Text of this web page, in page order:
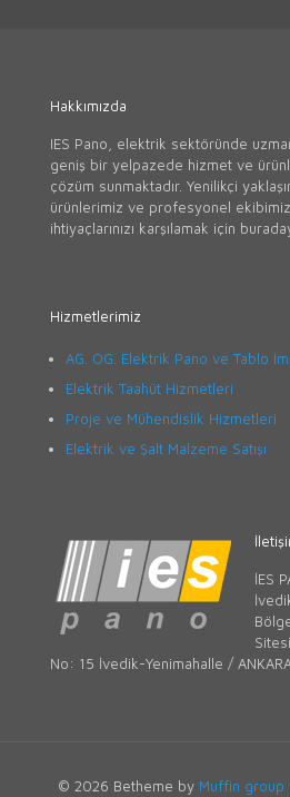
Hakkımızda
IES Pano, elektrik sektöründe
geniş bir yelpazede hizmet ve
çözüm sunmaktadır. Yenilikçi
ürünlerimiz ve profesyonel
ihtiyaçlarınızı karşılamak için
Hizmetlerimiz
AG. OG. Elektrik Pano ve Tablo
Elektrik Taahüt Hizmetleri
Proje ve Mühendislik Hizmetleri
Elektrik ve Şalt Malzeme Satışı
İES
No: 15 İvedik-Yenimahalle /
© 2026 Betheme by Muffin group